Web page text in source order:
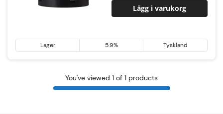
Lägg i varukorg
Lager 5.9% Tyskland
You've viewed 1 of 1 products